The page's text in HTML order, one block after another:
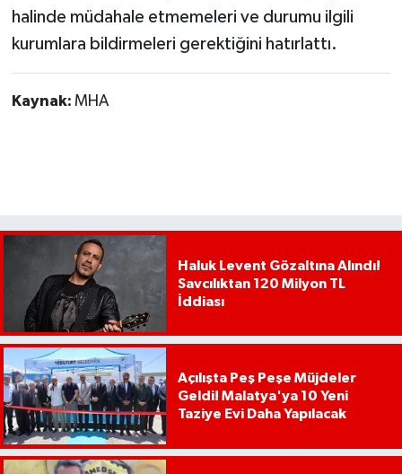
halinde müdahale etmemeleri ve durumu ilgili
kurumlara bildirmeleri gerektiğini hatırlattı.
Kaynak: MHA
Haluk Levent Gözaltına Alındı!
Savcılıktan 120 Milyon TL
İddiası
Açılışta Peş Peşe Müjdeler
Geldi! Malatya'ya 10 Yeni
Taziye Evi Daha Yapılacak